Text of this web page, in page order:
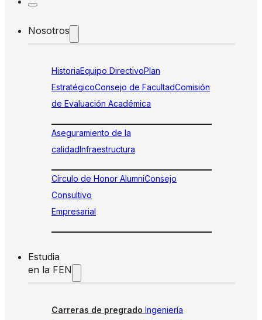
Nosotros
HistoriaEquipo DirectivoPlan
EstratégicoConsejo de FacultadComisión
de Evaluación Académica
Aseguramiento de la
calidadInfraestructura
Círculo de Honor AlumniConsejo
Consultivo
Empresarial
Estudia
en la FEN
Carreras de pregrado Ingeniería